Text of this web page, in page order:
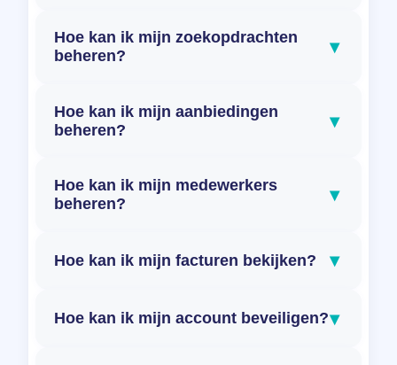
Hoe kan ik mijn zoekopdrachten
beheren?
▾
Hoe kan ik mijn aanbiedingen
beheren?
▾
Hoe kan ik mijn medewerkers
beheren?
▾
Hoe kan ik mijn facturen bekijken? ▾
Hoe kan ik mijn account beveiligen?▾